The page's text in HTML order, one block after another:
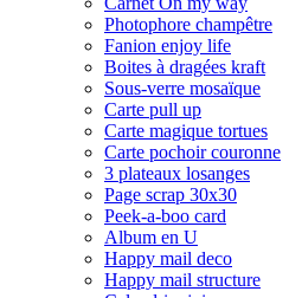
Photophore champêtre
Fanion enjoy life
Boites à dragées kraft
Sous-verre mosaïque
Carte pull up
Carte magique tortues
Carte pochoir couronne
3 plateaux losanges
Page scrap 30x30
Peek-a-boo card
Album en U
Happy mail deco
Happy mail structure